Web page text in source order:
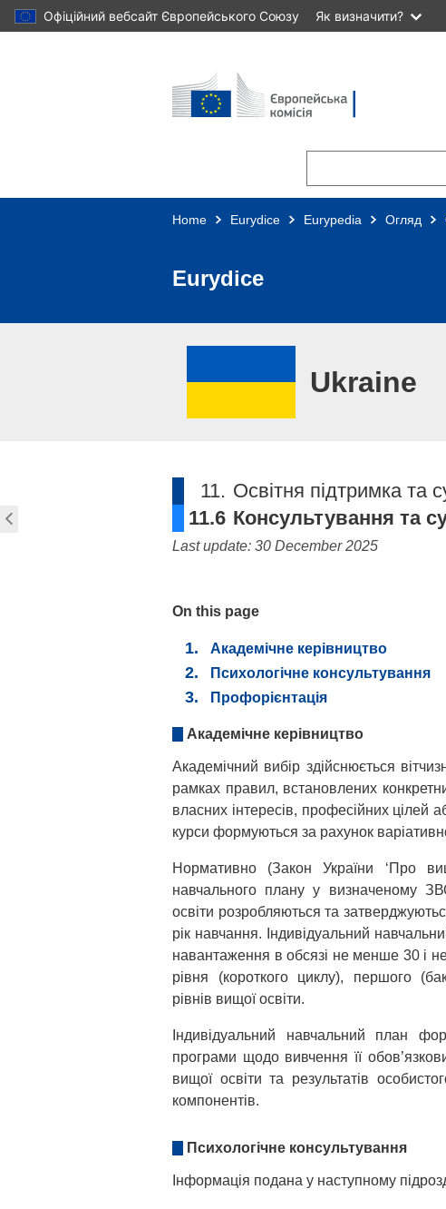
Skip to main content
Офіційний вебсайт Європейського Союзу Як визначити?
Home Eurydice Eurypedia Огляд
Eurydice
Ukraine
11. Освітня підтримка та
11.6 Консультування та
Last update: 30 December 2025
On this page
Академічне керівництво
Психологічне консультування
Профорієнтація
Академічне керівництво
Академічний вибір здійснюється
рамках правил, встановлених
власних інтересів, професійних цілей
курси формуються за рахунок
Нормативно (Закон України ‘Про
навчального плану у визначеному
освіти розробляються та
рік навчання. Індивідуальний
навантаження в обсязі не менше 30 і
рівня (короткого циклу), першого
рівнів вищої освіти.
Індивідуальний навчальний план
програми щодо вивчення її
вищої освіти та результатів
компонентів.
Психологічне консультування
Інформація подана у наступному